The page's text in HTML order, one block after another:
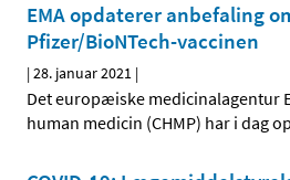
EMA opdaterer anbefaling
Pfizer/BioNTech-vaccinen
|28. januar 2021 |
Det europæiske medicinalagentur
human medicin (CHMP) har i dag